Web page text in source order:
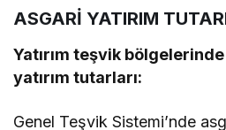
ASGARİ YATIRIM
Yatırım teşvik
yatırım tutarları:
Genel Teşvik Sistemi’nde